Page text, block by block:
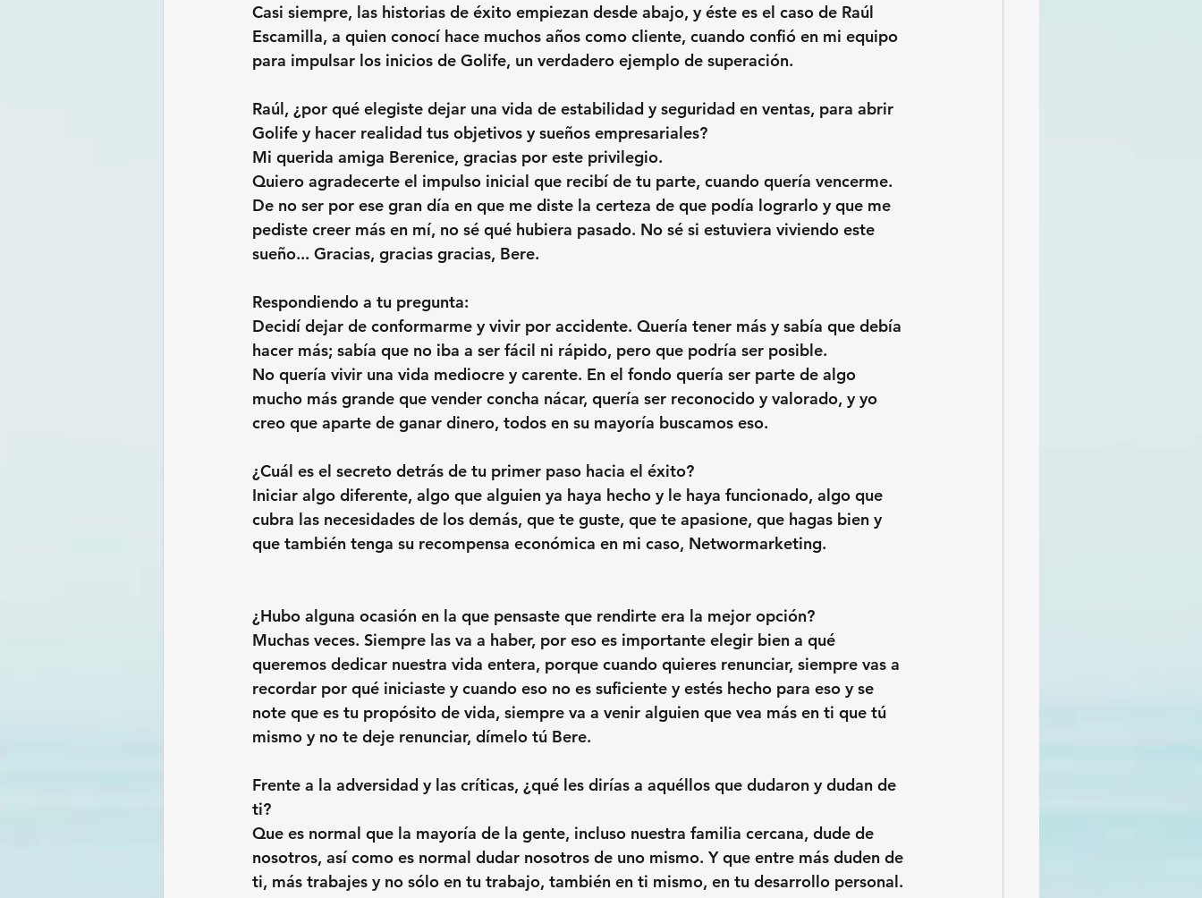
Casi siempre, las historias de éxito empiezan desde abajo, y éste es el caso de Raúl
Escamilla, a quien conocí hace muchos años como cliente, cuando confió en mi equipo
para impulsar los inicios de Golife, un verdadero ejemplo de superación.
Raúl, ¿por qué elegiste dejar una vida de estabilidad y seguridad en ventas, para abrir
Golife y hacer realidad tus objetivos y sueños empresariales?
Mi querida amiga Berenice, gracias por este privilegio.
Quiero agradecerte el impulso inicial que recibí de tu parte, cuando quería vencerme.
De no ser por ese gran día en que me diste la certeza de que podía lograrlo y que me
pediste creer más en mí, no sé qué hubiera pasado. No sé si estuviera viviendo este
sueño... Gracias, gracias gracias, Bere.
Respondiendo a tu pregunta:
Decidí dejar de conformarme y vivir por accidente. Quería tener más y sabía que debía
hacer más; sabía que no iba a ser fácil ni rápido, pero que podría ser posible.
No quería vivir una vida mediocre y carente. En el fondo quería ser parte de algo
mucho más grande que vender concha nácar, quería ser reconocido y valorado, y yo
creo que aparte de ganar dinero, todos en su mayoría buscamos eso.
¿Cuál es el secreto detrás de tu primer paso hacia el éxito?
Iniciar algo diferente, algo que alguien ya haya hecho y le haya funcionado, algo que
cubra las necesidades de los demás, que te guste, que te apasione, que hagas bien y
que también tenga su recompensa económica en mi caso, Networmarketing.
¿Hubo alguna ocasión en la que pensaste que rendirte era la mejor opción?
Muchas veces. Siempre las va a haber, por eso es importante elegir bien a qué
queremos dedicar nuestra vida entera, porque cuando quieres renunciar, siempre vas a
recordar por qué iniciaste y cuando eso no es suficiente y estés hecho para eso y se
note que es tu propósito de vida, siempre va a venir alguien que vea más en ti que tú
mismo y no te deje renunciar, dímelo tú Bere.
Frente a la adversidad y las críticas, ¿qué les dirías a aquéllos que dudaron y dudan de
ti?
Que es normal que la mayoría de la gente, incluso nuestra familia cercana, dude de
nosotros, así como es normal dudar nosotros de uno mismo. Y que entre más duden de
ti, más trabajes y no sólo en tu trabajo, también en ti mismo, en tu desarrollo personal.